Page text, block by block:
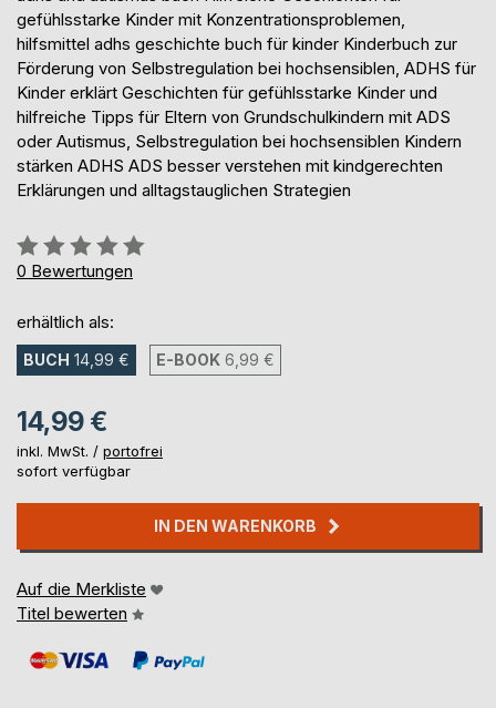
gefühlsstarke Kinder mit Konzentrationsproblemen,
hilfsmittel adhs geschichte buch für kinder Kinderbuch zur
Förderung von Selbstregulation bei hochsensiblen, ADHS für
Kinder erklärt Geschichten für gefühlsstarke Kinder und
hilfreiche Tipps für Eltern von Grundschulkindern mit ADS
oder Autismus, Selbstregulation bei hochsensiblen Kindern
stärken ADHS ADS besser verstehen mit kindgerechten
Erklärungen und alltagstauglichen Strategien
Bewertung::
0%
0 Bewertungen
erhältlich als:
BUCH 14,99 € E-BOOK 6,99 €
14,99 €
inkl. MwSt. / portofrei
sofort verfügbar
IN DEN WARENKORB
Auf die Merkliste
Titel bewerten